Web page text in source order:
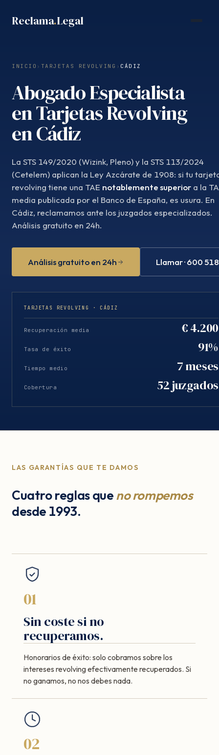
Reclama.Legal
INICIO › TARJETAS REVOLVING › CÁDIZ
Abogado Especialista
en Tarjetas Revolving
en Cádiz
La STS 149/2020 (Wizink, Pleno) y la STS 113/2024
(Cetelem) aplican la Ley Azcárate de 1908: si tu
revolving tiene una TAE notablemente superior a la
media publicada por el Banco de España, es usura. En
Cádiz, reclamamos ante los juzgados especializados.
Análisis gratuito en 24h.
Análisis gratuito en 24h Llamar · 600
TARJETAS REVOLVING · CÁDIZ
Recuperación media € 4.200
Tasa de éxito 91%
Tiempo medio 7 meses
Cobertura 52 juzgados
LAS GARANTÍAS QUE TE DAMOS
Cuatro reglas queno rompemos
desde 1993.
01
Sin coste si no
recuperamos.
Honorarios de éxito: solo cobramos sobre los
intereses revolving efectivamente recuperados. Si
no ganamos, no nos debes nada.
02